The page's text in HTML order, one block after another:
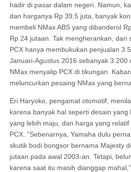
hadir di pasar dalam negeri. Namun,
dan harganya Rp 39,5 juta, banyak
membeli NMax ABS yang dibanderol
Rp 24 jutaan. Tak mengherankan, dari
PCX hanya membukukan penjualan
Januari-Agustus 2016 sebanyak 3.200
NMax menyalip PCX di tikungan.
meluncurkan pesaing NMax yang
Eri Haryoko, pengamat otomotif,
karena banyak hal seperti desain yang
yang lebih maju, dan harga yang
PCX. “Sebenarnya, Yamaha dulu
skutik bodi bongsor bernama Majesty
jutaan pada awal 2003-an. Tetapi,
karena saat itu masih dianggap